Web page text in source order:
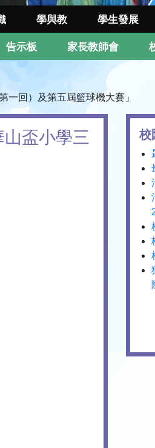
學與教 學生發展
告示板 家長教師會
一回）及第五屆籃球機大賽」
盃小學三
校